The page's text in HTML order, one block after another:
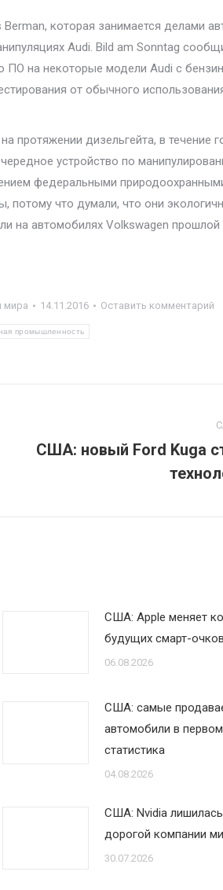
которая занимается делами
Audi. Bild am Sonntag
ПО на некоторые модели Audi с
от обычного
протяжении дизельгейта, в течение
устройство по
федеральными
потому что думали, что они
на автомобилях Volkswagen
мира 14.11.2016 Оставить комментарий
промышленность
Следующая
США: новый Ford Kuga
США: Apple меняет
будущих смарт-очков
06.08.2026
США: самые
автомобили в
статистика
04.08.2026
США: Nvidia
дорогой компании
30.07.2026